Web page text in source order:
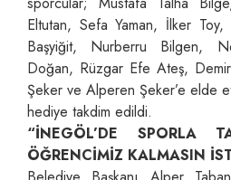
Eltutan, Sefa Yaman, İlker
Başyiğit, Nurberru Bilgen,
Doğan, Rüzgar Efe Ateş,
Şeker ve Alperen Şeker’e elde
hediye takdim edildi.
“İNEGÖL’DE SPORLA
ÖĞRENCİMİZ KALMASIN